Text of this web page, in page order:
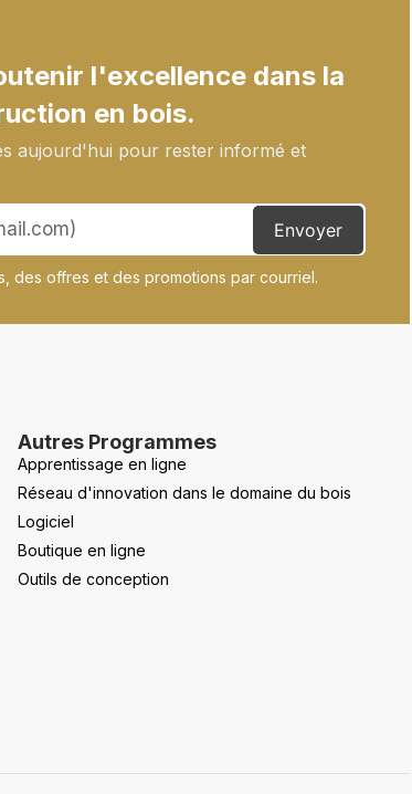
l'excellence dans la
en bois.
aujourd'hui pour rester informé et
des offres et des promotions par courriel.
Envoyer
Autres Programmes
Apprentissage en ligne
Réseau d'innovation dans le domaine du bois
Logiciel
Boutique en ligne
Outils de conception